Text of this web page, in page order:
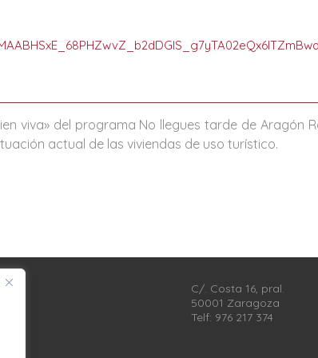
viva» del programa No llegues tarde de Aragón
actual de las viviendas de uso turístico.
C/. Costa 16, pral.
50001 Zaragoza
Telf: 976 217 374